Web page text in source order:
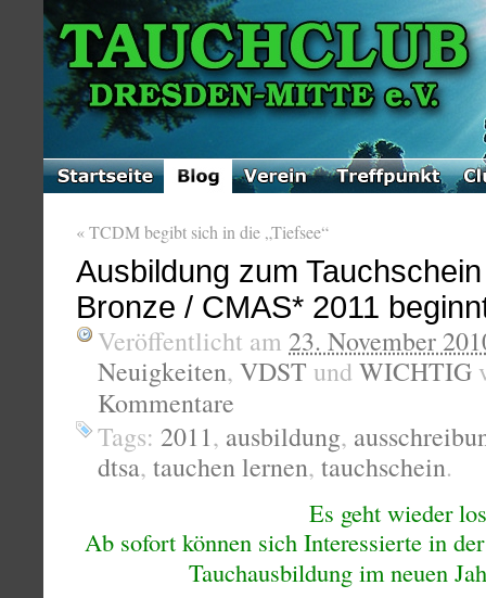
«TCDM begibt sich in die „Tiefsee“
Ausbildung zum
Bronze / CMAS* 2011
Veröffentlicht am 23. November
Neuigkeiten, VDST und WICHTIG
Kommentare
Tags: 2011, ausbildung,
dtsa, tauchen lernen, tauchschein.
Es geht wieder los
Ab sofort können sich Interessierte in
Tauchausbildung im neuen